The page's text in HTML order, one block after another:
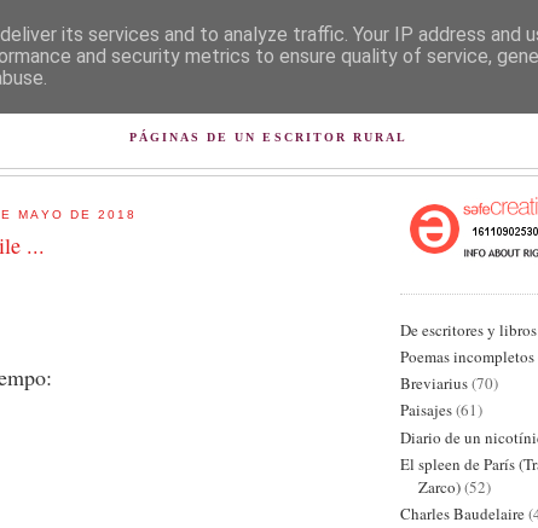
PÁGINAS DE UN ESCRITOR RURAL
MAYO DE 2018
...
De escritores y libros
Poemas incompletos
Breviarius(70)
Paisajes(61)
Diario de un
El spleen de París
Zarco)(52)
Charles Baudelaire
its services and to analyze traffic. Your IP address and
and security metrics to ensure quality of service,